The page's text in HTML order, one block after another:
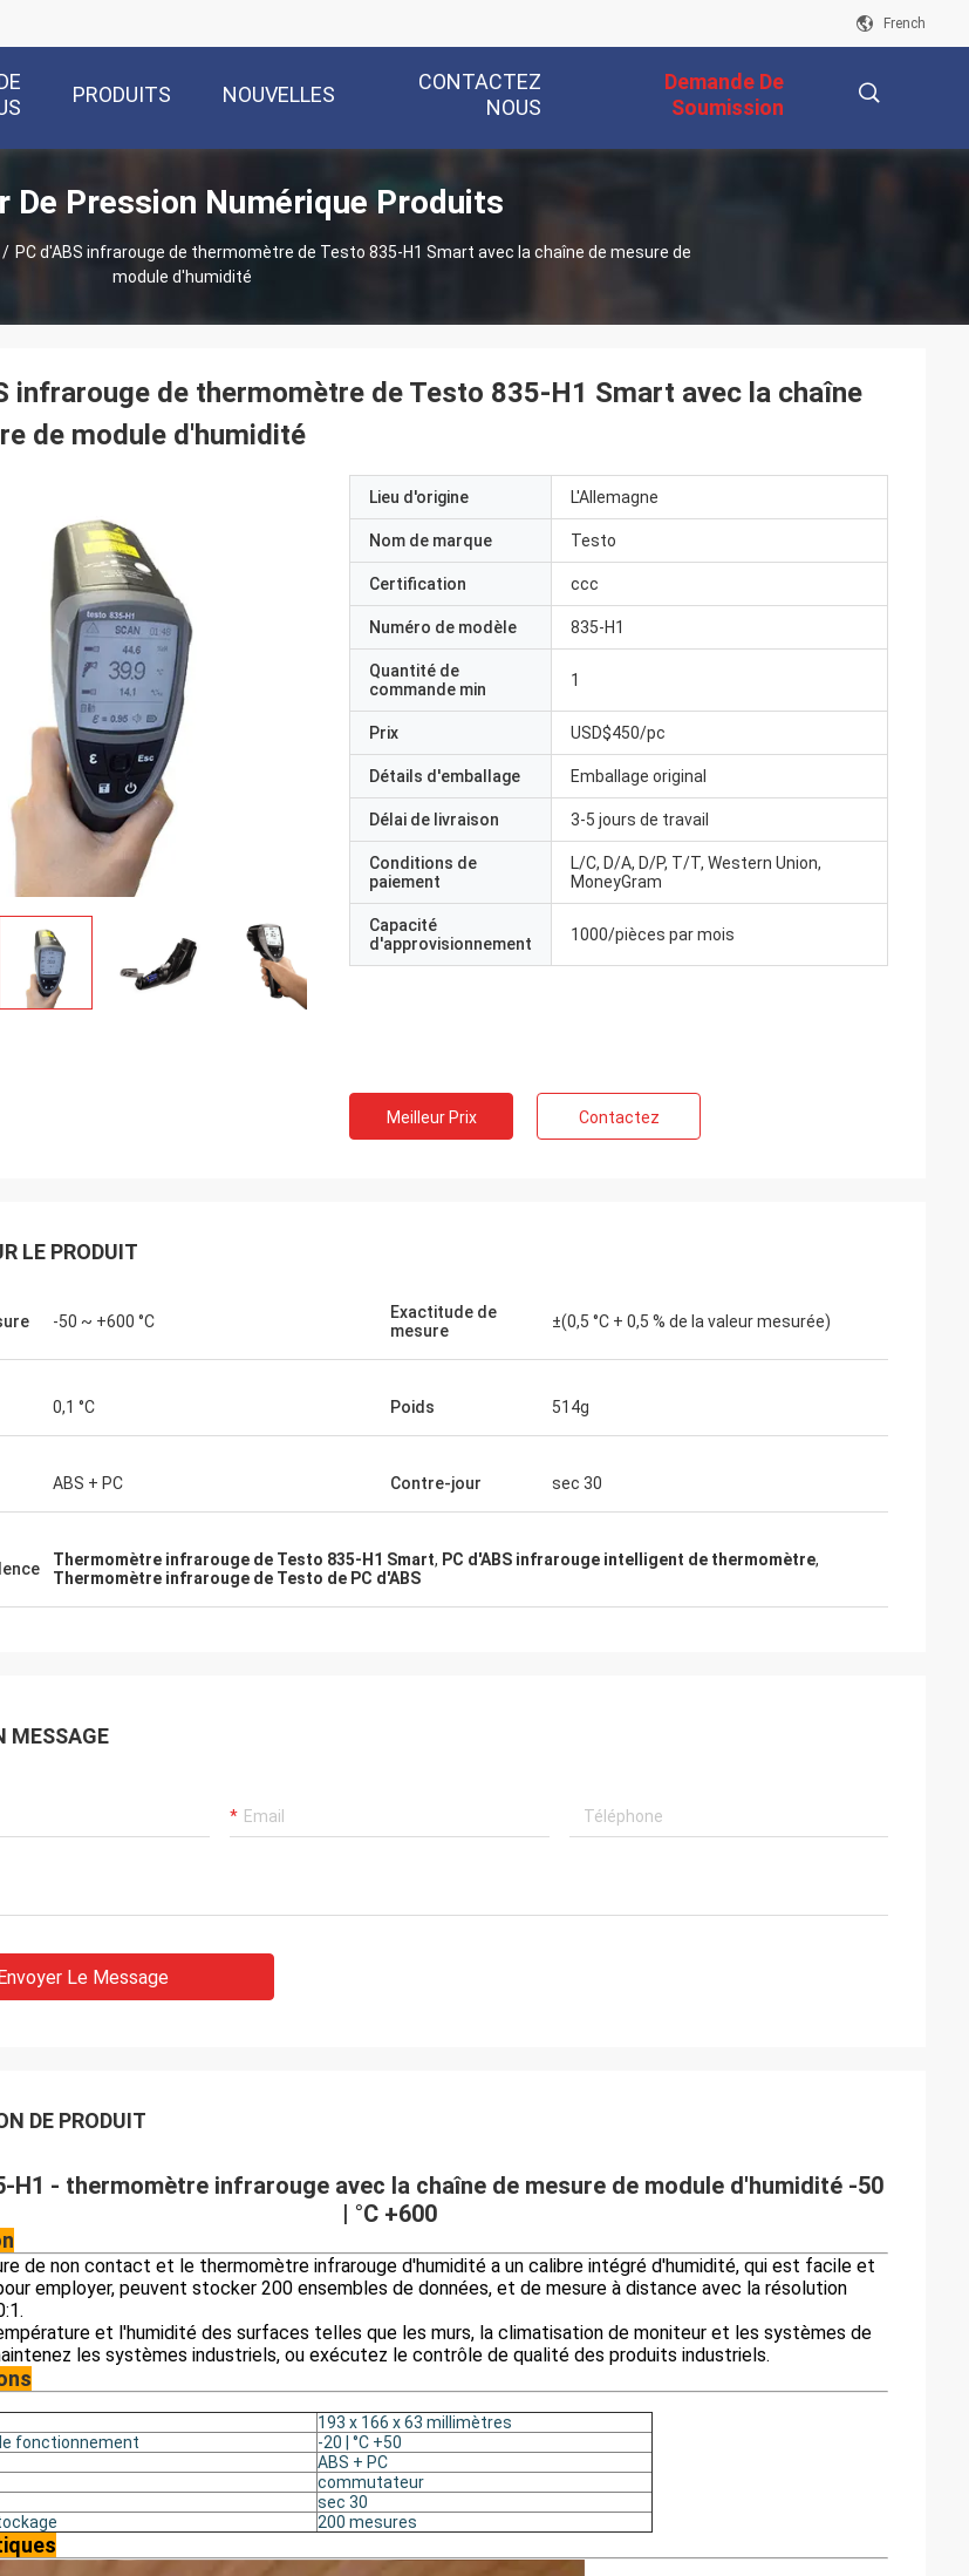
French
PRODUITS NOUVELLES
CONTACTEZ
NOUS
Demande De
Soumission
De Pression Numérique Produits
/ PC d'ABS infrarouge de thermomètre de Testo 835-H1 Smart avec la chaîne de mesure de
module d'humidité
infrarouge de thermomètre de Testo 835-H1 Smart avec la chaîne
de module d'humidité
Lieu d'origine L'Allemagne
Nom de marque Testo
Certification ccc
Numéro de modèle 835-H1
Quantité de
commande min
1
Prix USD$450/pc
Détails d'emballage Emballage original
Délai de livraison 3-5 jours de travail
Conditions de
paiement
L/C, D/A, D/P, T/T, Western Union,
MoneyGram
Capacité
d'approvisionnement
1000/pièces par mois
Meilleur Prix Contactez
LE PRODUIT
-50 ~ +600 °C
Exactitude de
mesure
±(0,5 °C + 0,5 % de la valeur mesurée)
0,1 °C Poids 514g
ABS + PC Contre-jour sec 30
Thermomètre infrarouge de Testo 835-H1 Smart, PC d'ABS infrarouge intelligent de thermomètre,
Thermomètre infrarouge de Testo de PC d'ABS
MESSAGE
Le Message
DE PRODUIT
H1 - thermomètre infrarouge avec la chaîne de mesure de module d'humidité -50
| °C +600
de non contact et le thermomètre infrarouge d'humidité a un calibre intégré d'humidité, qui est facile et
employer, peuvent stocker 200 ensembles de données, et de mesure à distance avec la résolution
et l'humidité des surfaces telles que les murs, la climatisation de moniteur et les systèmes de
les systèmes industriels, ou exécutez le contrôle de qualité des produits industriels.
193 x 166 x 63 millimètres
fonctionnement
-20 | °C +50
ABS + PC
commutateur
sec 30
200 mesures